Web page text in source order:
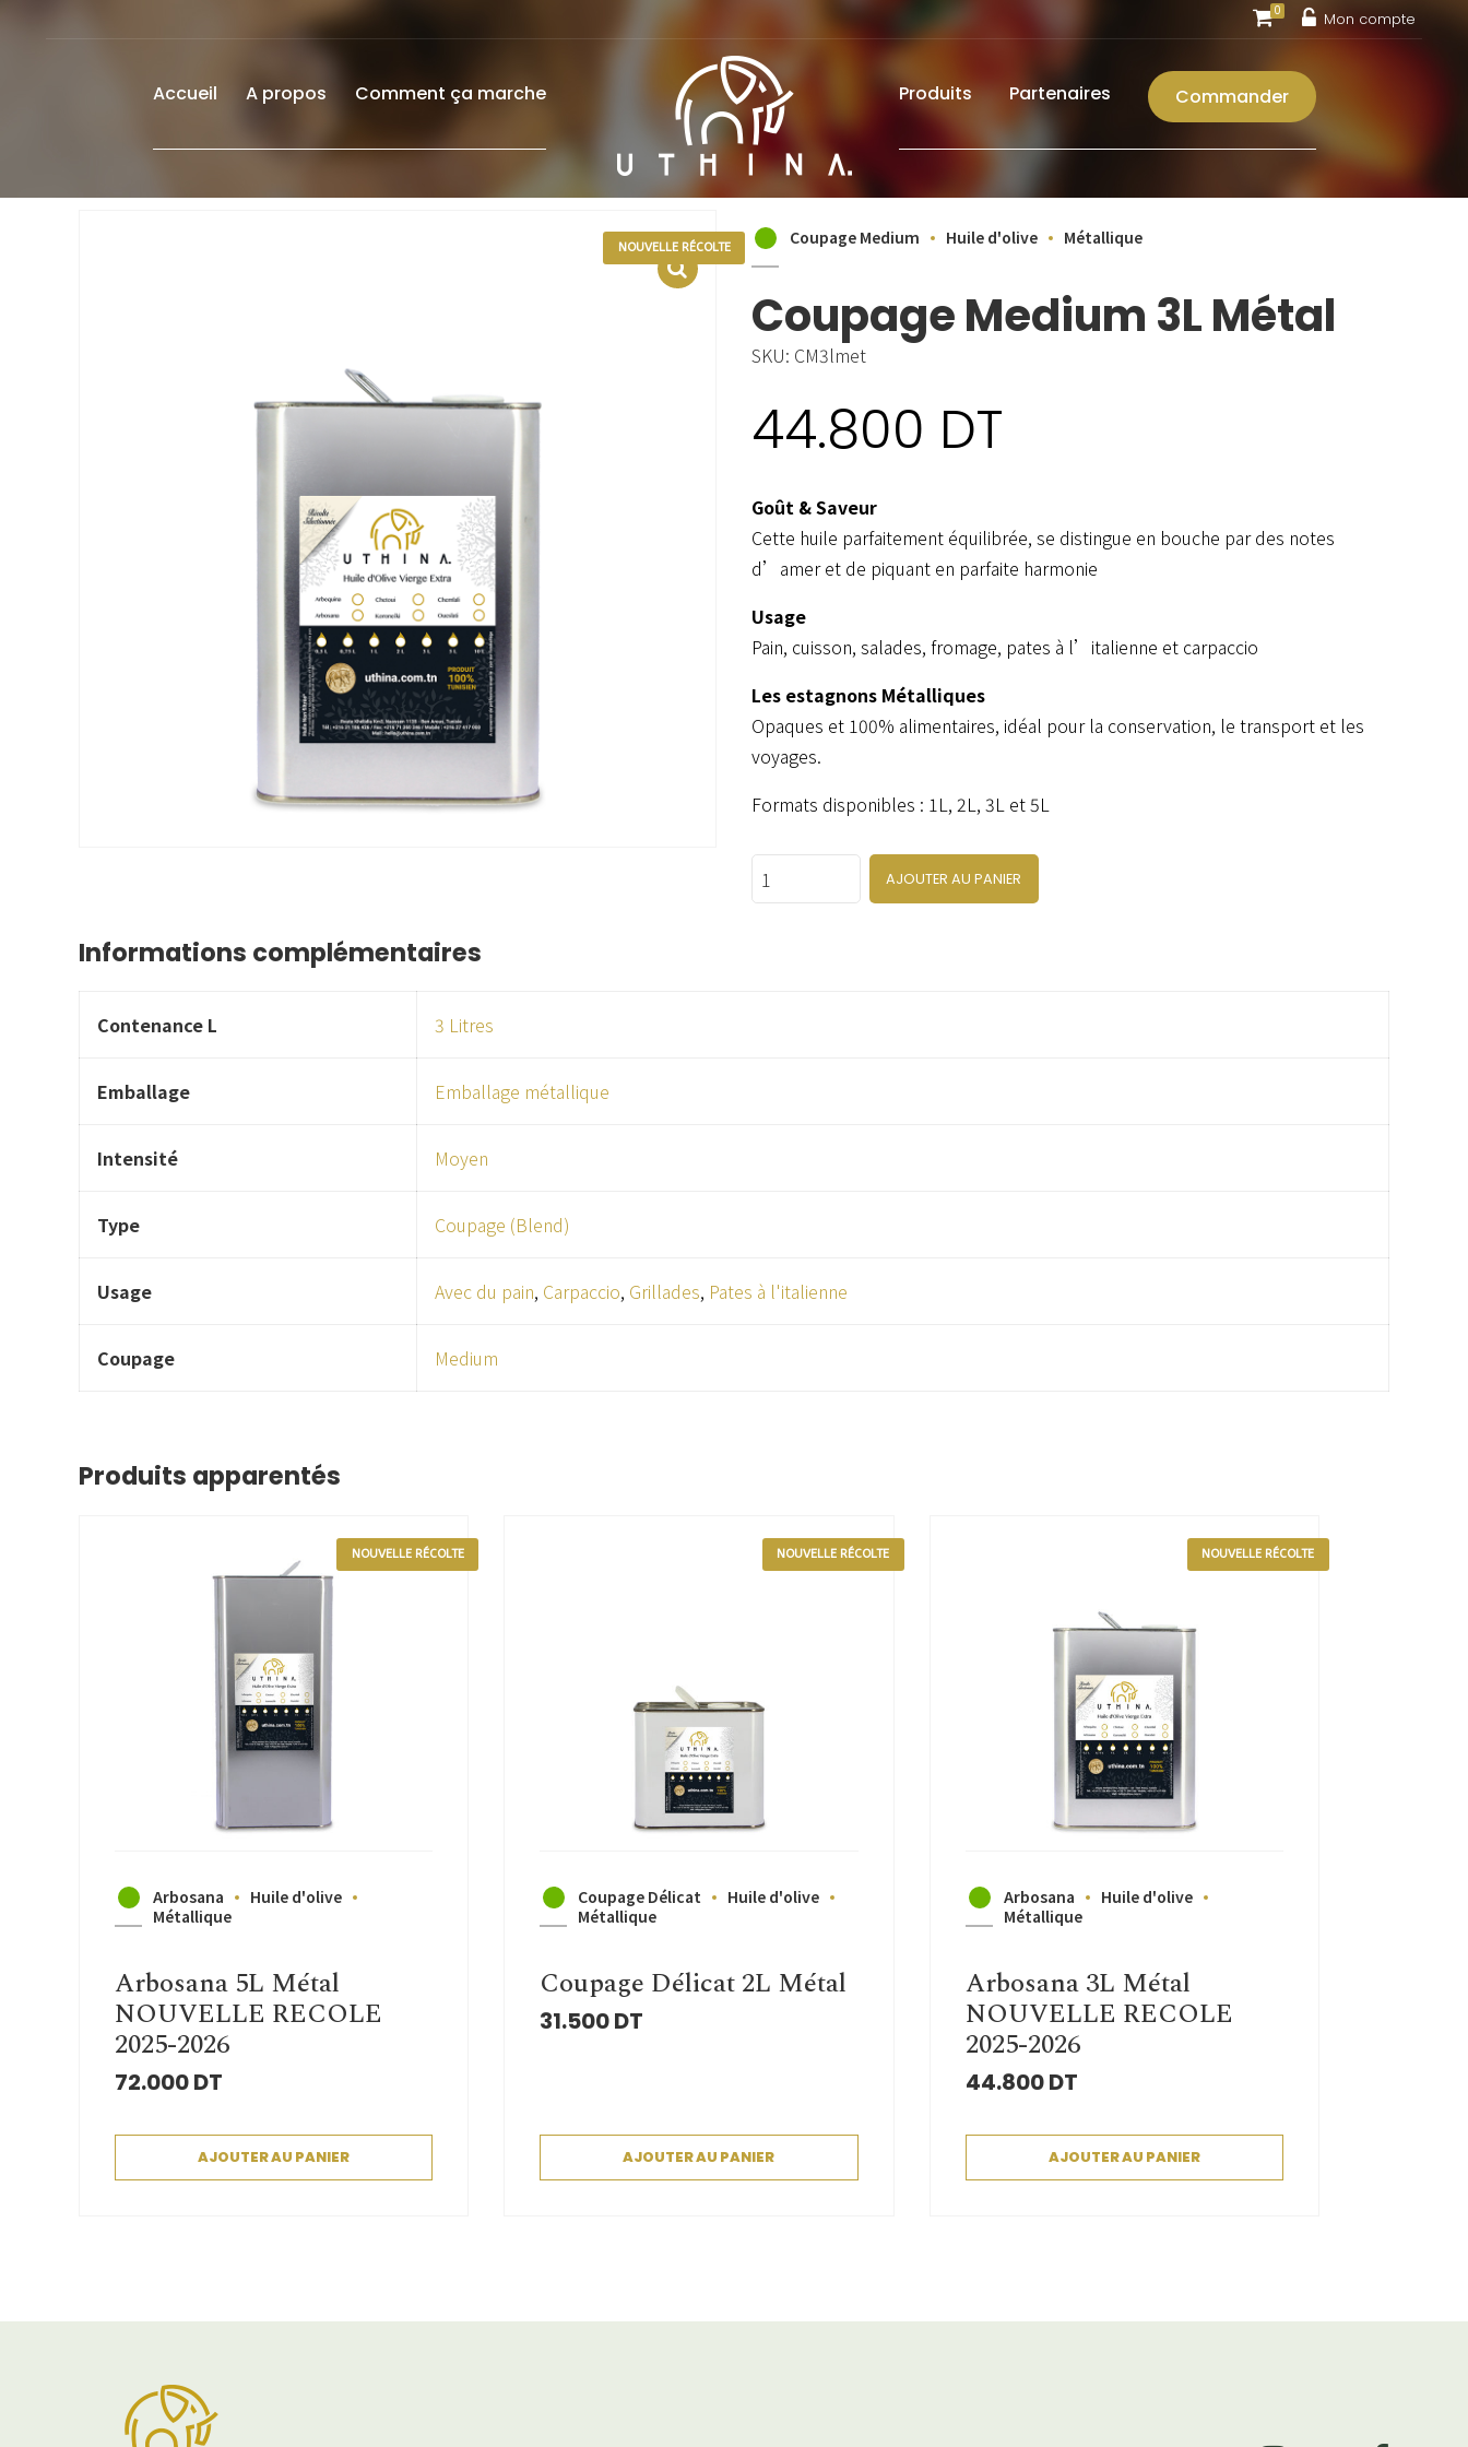
0 Mon compte
Accueil A propos Comment ça marche Produits Partenaires Commander
NOUVELLE RÉCOLTE Coupage Medium Huile d'olive Métallique
Coupage Medium 3L Métal
SKU: CM3lmet
44.800 DT
Goût & Saveur
Cette huile parfaitement équilibrée, se distingue en bouche par des notes
d’amer et de piquant en parfaite harmonie
Usage
Pain, cuisson, salades, fromage, pates à l’italienne et carpaccio
Les estagnons Métalliques
Opaques et 100% alimentaires, idéal pour la conservation, le transport et les
voyages.
Formats disponibles : 1L, 2L, 3L et 5L
Quantity AJOUTER AU PANIER
Informations complémentaires
Contenance L 3 Litres
Emballage Emballage métallique
Intensité Moyen
Type Coupage (Blend)
Usage Avec du pain, Carpaccio, Grillades, Pates à l'italienne
Coupage Medium
Produits apparentés
NOUVELLE RÉCOLTE
Arbosana
Huile d'olive
Métallique
Arbosana 5L Métal
NOUVELLE RECOLE
2025-2026
72.000DT
AJOUTER AU PANIER
NOUVELLE RÉCOLTE
Coupage Délicat
Huile d'olive
Métallique
Coupage Délicat 2L Métal
31.500DT
AJOUTER AU PANIER
NOUVELLE RÉCOLTE
Arbosana
Huile d'olive
Métallique
Arbosana 3L Métal
NOUVELLE RECOLE
2025-2026
44.800DT
AJOUTER AU PANIER